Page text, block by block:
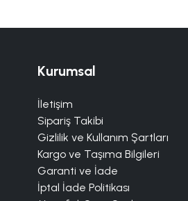
Kurumsal
İletişim
Sipariş Takibi
Gizlilik ve Kullanım Şartları
Kargo ve Taşıma Bilgileri
Garanti ve İade
İptal İade Politikası